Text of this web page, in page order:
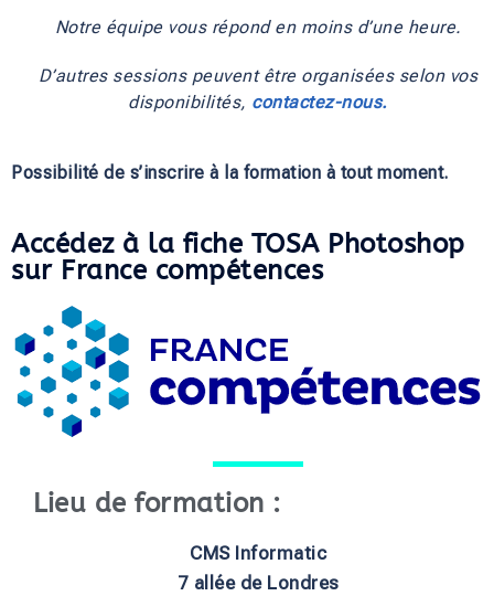
Notre équipe vous répond en moins d’une heure.
D’autres sessions peuvent être organisées selon vos
disponibilités, contactez-nous.
Possibilité de s’inscrire à la formation à tout moment.
Accédez à la fiche TOSA Photoshop
sur France compétences
Lieu de formation :
CMS Informatic
7 allée de Londres